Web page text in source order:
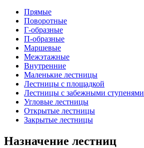
Прямые
Поворотные
Г-образные
П-образные
Маршевые
Межэтажные
Внутренние
Маленькие лестницы
Лестницы с площадкой
Лестницы с забежными ступенями
Угловые лестницы
Открытые лестницы
Закрытые лестницы
Назначение лестниц